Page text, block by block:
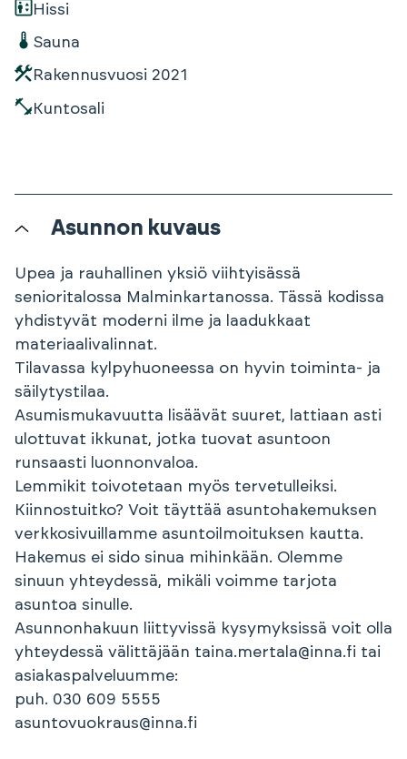
Hissi
Sauna
Rakennusvuosi 2021
Kuntosali
Asunnon kuvaus
Upea ja rauhallinen yksiö viihtyisässä
senioritalossa Malminkartanossa. Tässä kodissa
yhdistyvät moderni ilme ja laadukkaat
materiaalivalinnat.
Tilavassa kylpyhuoneessa on hyvin toiminta- ja
säilytystilaa.
Asumismukavuutta lisäävät suuret, lattiaan asti
ulottuvat ikkunat, jotka tuovat asuntoon
runsaasti luonnonvaloa.
Lemmikit toivotetaan myös tervetulleiksi.
Kiinnostuitko? Voit täyttää asuntohakemuksen
verkkosivuillamme asuntoilmoituksen kautta.
Hakemus ei sido sinua mihinkään. Olemme
sinuun yhteydessä, mikäli voimme tarjota
asuntoa sinulle.
Asunnonhakuun liittyvissä kysymyksissä voit olla
yhteydessä välittäjään taina.mertala@inna.fi tai
asiakaspalveluumme:
puh. 030 609 5555
asuntovuokraus@inna.fi